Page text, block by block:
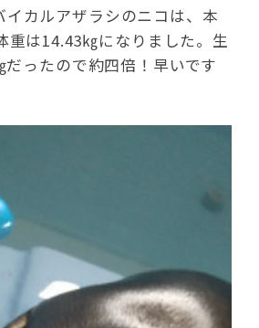
イカルアザラシのニコは、本
重は14.43㎏になりました。生
だったので約四倍！早いです